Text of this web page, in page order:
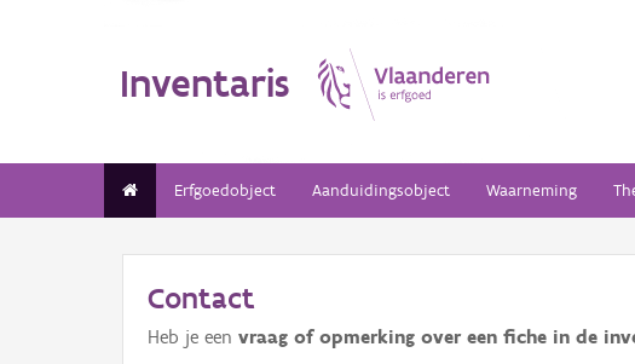
Inventaris
Erfgoedobject Aanduidingsobject Waarneming
Contact
Heb je een vraag of opmerking over een fiche in de